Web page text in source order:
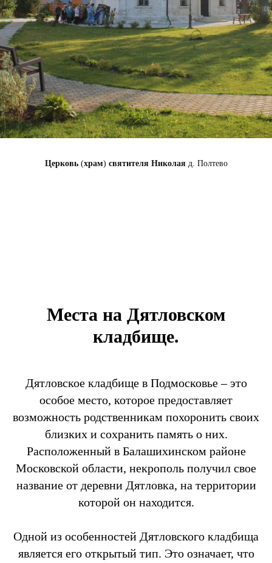
Церковь(храм) святителя Николая д. Полтево
Места на Дятловском
кладбище.
Дятловское кладбище в Подмосковье – это
особое место, которое предоставляет
возможность родственникам похоронить своих
близких и сохранить память о них.
Расположенный в Балашихинском районе
Московской области, некрополь получил свое
название от деревни Дятловка, на территории
которой он находится.
Одной из особенностей Дятловского кладбища
является его открытый тип. Это означает, что